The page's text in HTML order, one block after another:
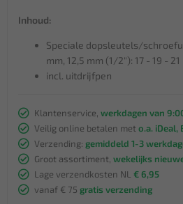
Inhoud:
Speciale dopsleutels/
mm, 12,5 mm (1/2"): 17 - 19 -
incl. uitdrijfpen
Klantenservice, werkdagen van
Veilig online betalen met o.a. iDeal,
Verzending: gemiddeld 1-3
Groot assortiment, wekelijks
Lage verzendkosten NL € 6,95
vanaf € 75 gratis verzending